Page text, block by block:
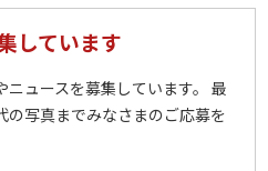
しています
ュースを募集しています。 最
写真までみなさまのご応募を